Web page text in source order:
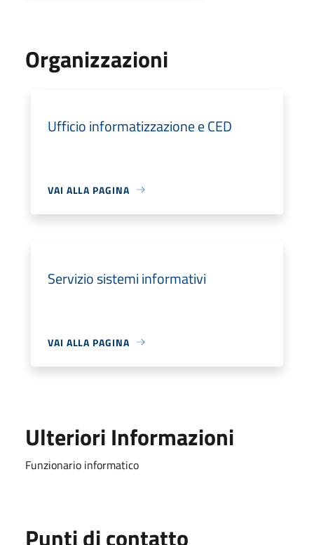
Organizzazioni
Ufficio informatizzazione e CED
VAI ALLA PAGINA
Servizio sistemi informativi
VAI ALLA PAGINA
Ulteriori Informazioni
Funzionario informatico
Punti di contatto